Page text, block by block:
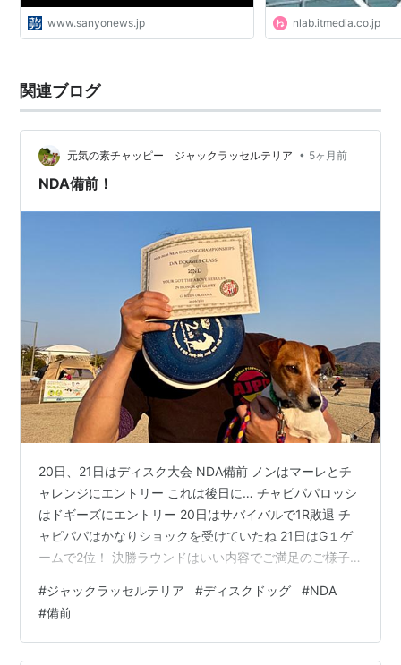
www.sanyonews.jp nlab.itmedia.co.jp
関連ブログ
元気の素チャッピー ジャックラッセルテリア • 5ヶ月前
NDA備前！
20日、21日はディスク大会 NDA備前 ノンはマーレとチ
ャレンジにエントリー これは後日に… チャピパパロッシ
はドギーズにエントリー 20日はサバイバルで1R敗退 チ
ャピパパはかなりショックを受けていたね 21日はG１ゲ
ームで2位！ 決勝ラウンドはいい内容でご満足のご様子
ッパイ大作戦は、帰りの車の中で食べた 眠気がすっ飛ん
だぜ！ 19日午前3時に家を出て、22日午前2時に帰宅 高
騰していたガソリン価格が下がって良かった 渋滞に会う
#ジャックラッセルテリア #ディスクドッグ #NDA
#備前